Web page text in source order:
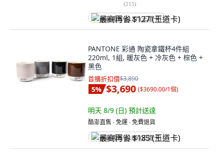
(215)
最高再省 $127 (王道卡)
PANTONE 彩通 陶瓷拿鐵杯4件組
220ml, 1組, 暖灰色 + 冷灰色 + 棕色 +
黑色
首購折扣價$3,890
5% $3,690 ($3690.00/1個)
明天 8/9 (日) 預計送達
酷澎直售 ∙ 免運 ∙ 免費退貨
最高再省 $185 (王道卡)